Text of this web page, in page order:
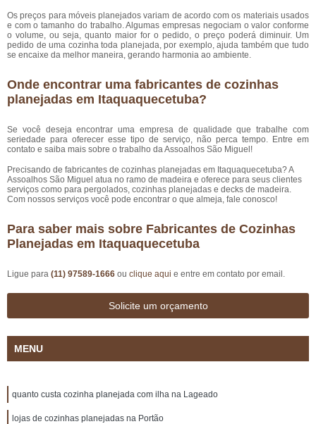
Os preços para móveis planejados variam de acordo com os materiais usados
e com o tamanho do trabalho. Algumas empresas negociam o valor conforme
o volume, ou seja, quanto maior for o pedido, o preço poderá diminuir. Um
pedido de uma cozinha toda planejada, por exemplo, ajuda também que tudo
se encaixe da melhor maneira, gerando harmonia ao ambiente.
Onde encontrar uma fabricantes de cozinhas
planejadas em Itaquaquecetuba?
Se você deseja encontrar uma empresa de qualidade que trabalhe com
seriedade para oferecer esse tipo de serviço, não perca tempo. Entre em
contato e saiba mais sobre o trabalho da Assoalhos São Miguel!
Precisando de fabricantes de cozinhas planejadas em Itaquaquecetuba? A
Assoalhos São Miguel atua no ramo de madeira e oferece para seus clientes
serviços como para pergolados, cozinhas planejadas e decks de madeira.
Com nossos serviços você pode encontrar o que almeja, fale conosco!
Para saber mais sobre Fabricantes de Cozinhas
Planejadas em Itaquaquecetuba
Ligue para (11) 97589-1666 ou clique aqui e entre em contato por email.
Solicite um orçamento
MENU
quanto custa cozinha planejada com ilha na Lageado
lojas de cozinhas planejadas na Portão